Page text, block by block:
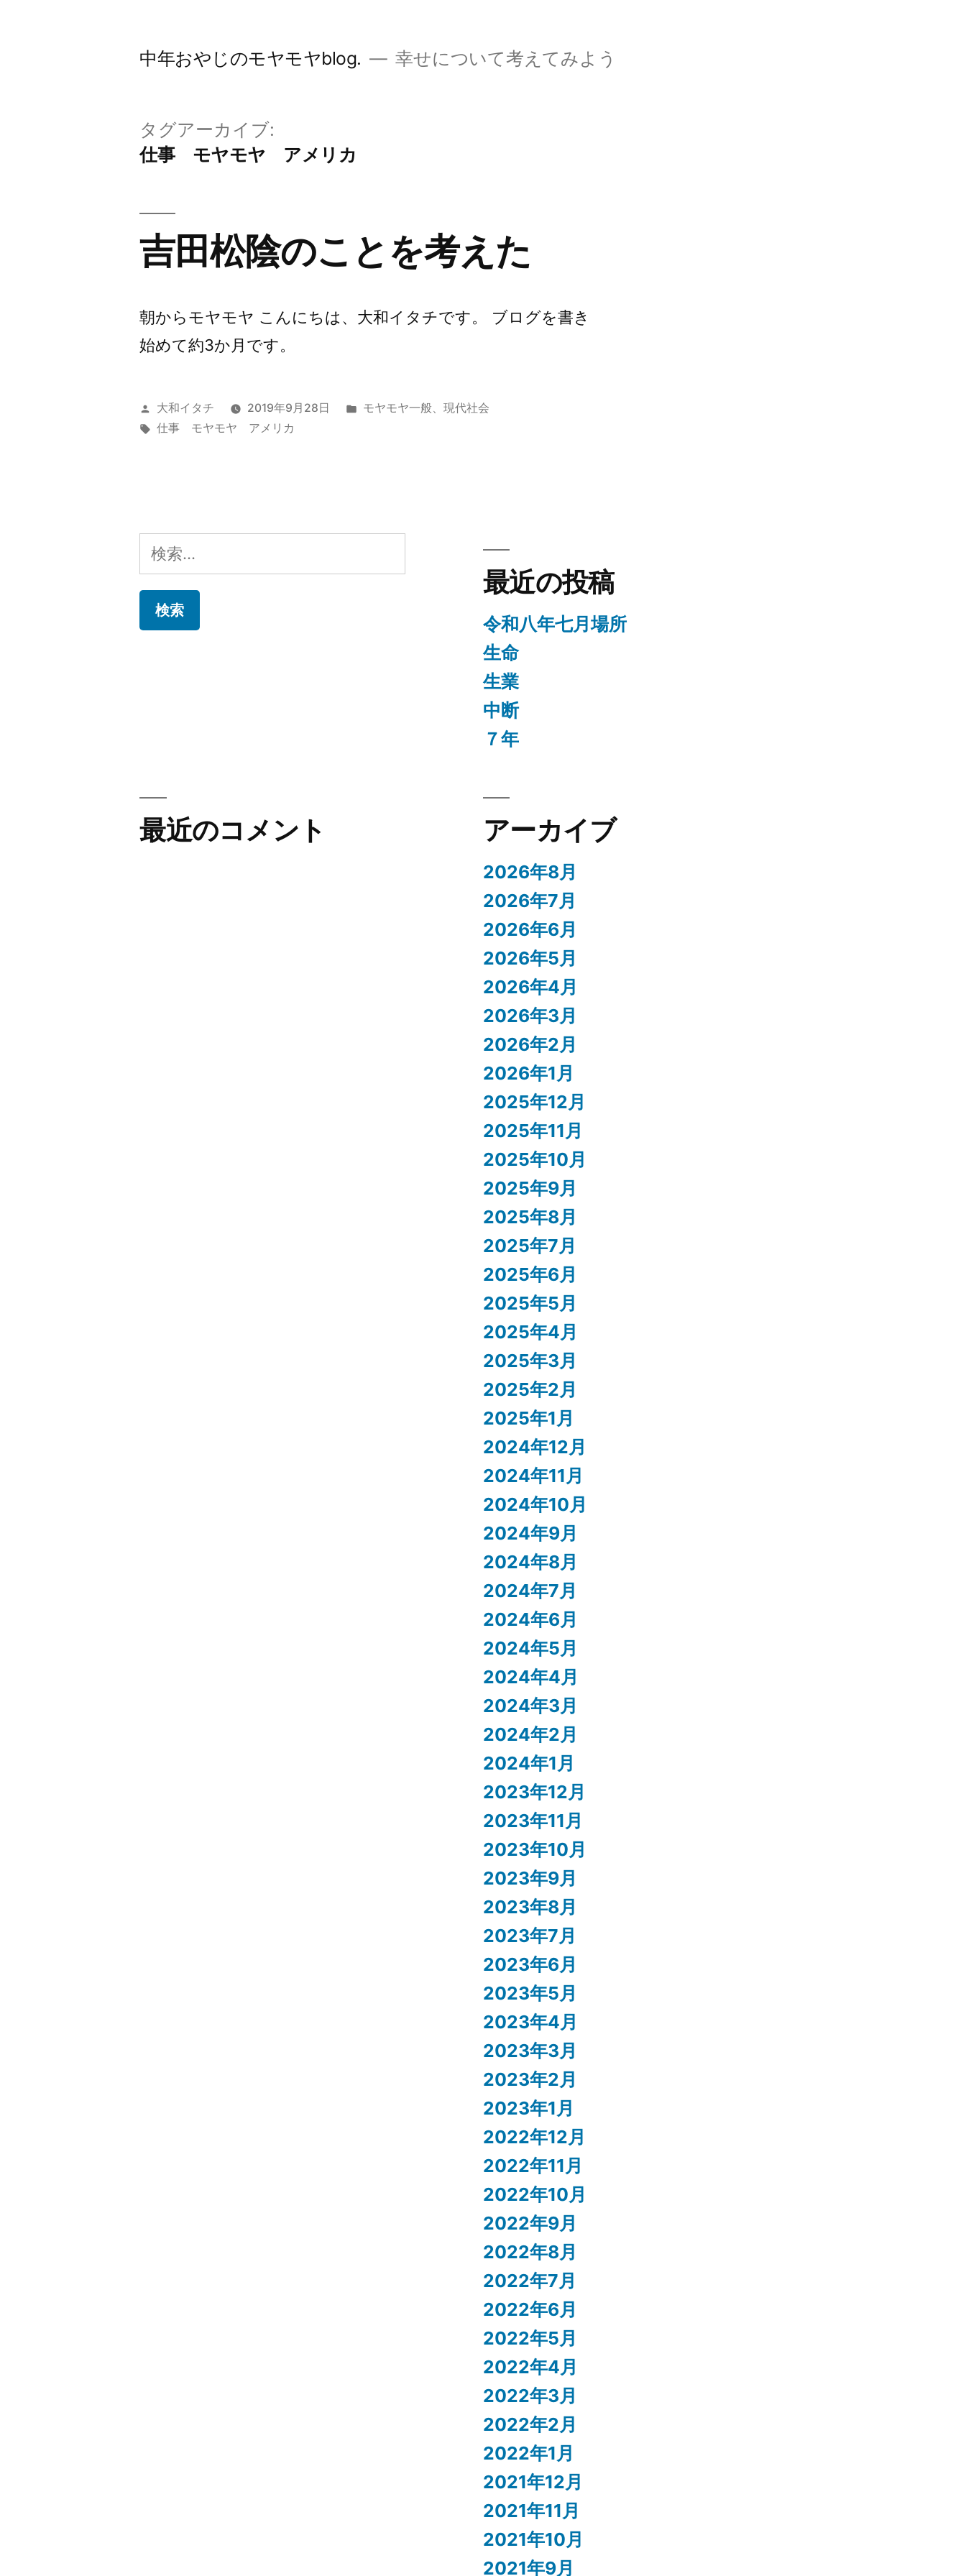
中年おやじのモヤモヤblog. 幸せについて考えてみよう
タグアーカイブ:
仕事 モヤモヤ アメリカ
吉田松陰のことを考えた
朝からモヤモヤ こんにちは、大和イタチです。 ブログを書き
始めて約3か月です。
投
稿
大和イタチ 2019年9月28日
カ
モヤモヤ一般、 現代社会
タ
仕事 モヤモヤ アメリカ
検
索:
最近の投稿
令和八年七月場所
生命
生業
中断
７年
最近のコメント アーカイブ
2026年8月
2026年7月
2026年6月
2026年5月
2026年4月
2026年3月
2026年2月
2026年1月
2025年12月
2025年11月
2025年10月
2025年9月
2025年8月
2025年7月
2025年6月
2025年5月
2025年4月
2025年3月
2025年2月
2025年1月
2024年12月
2024年11月
2024年10月
2024年9月
2024年8月
2024年7月
2024年6月
2024年5月
2024年4月
2024年3月
2024年2月
2024年1月
2023年12月
2023年11月
2023年10月
2023年9月
2023年8月
2023年7月
2023年6月
2023年5月
2023年4月
2023年3月
2023年2月
2023年1月
2022年12月
2022年11月
2022年10月
2022年9月
2022年8月
2022年7月
2022年6月
2022年5月
2022年4月
2022年3月
2022年2月
2022年1月
2021年12月
2021年11月
2021年10月
2021年9月